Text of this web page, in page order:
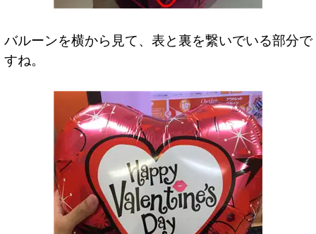
バルーンを横から見て、表と裏を繋いでいる部分で
すね。